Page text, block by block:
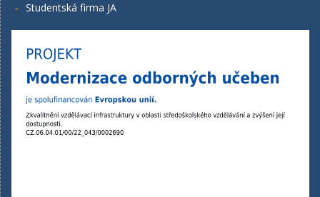
Studentská firma JA